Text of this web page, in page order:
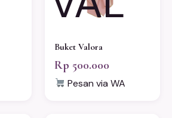
Buket Valora
Rp 500.000
Pesan via WA